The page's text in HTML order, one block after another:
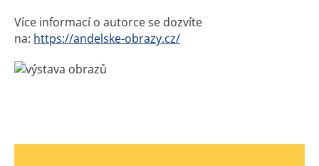
Více informací o autorce se dozvíte
na: https://andelske-obrazy.cz/